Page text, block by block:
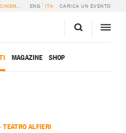
» IL BIRRAIO DI PRESTON
ENG ITA CARICA UN EVENTO
MAGAZINE SHOP
ALFIERI